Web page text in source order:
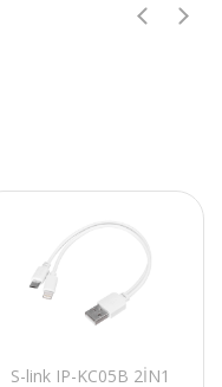
S-link IP-KC05B 2İN1